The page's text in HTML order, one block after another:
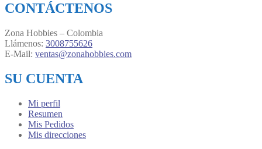
CONTÁCTENOS
Zona Hobbies – Colombia
Llámenos: 3008755626
E-Mail: ventas@zonahobbies.com
SU CUENTA
Mi perfil
Resumen
Mis Pedidos
Mis direcciones